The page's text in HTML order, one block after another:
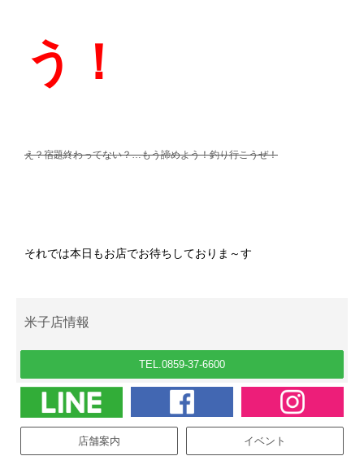
う！
え？宿題終わってない？…もう諦めよう！釣り行こうぜ！
それでは本日もお店でお待ちしておりま～す
米子店情報
TEL.0859-37-6600
店舗案内 イベント